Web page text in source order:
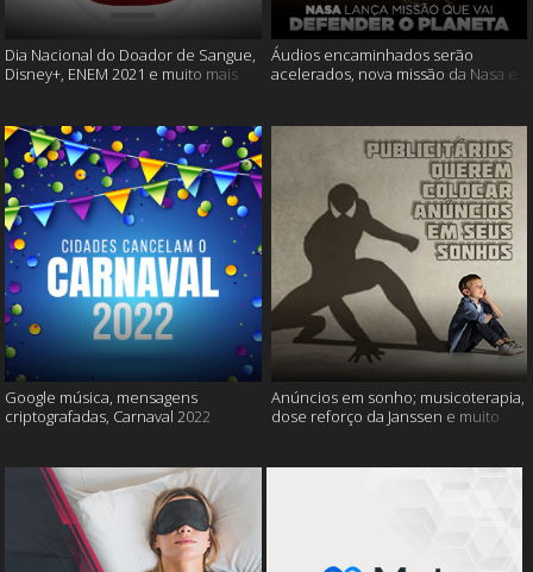
Dia Nacional do Doador de Sangue,
Disney+, ENEM 2021 e muito mais
Áudios encaminhados serão
acelerados, nova missão da Nasa e
Google música, mensagens
criptografadas, Carnaval 2022
Anúncios em sonho; musicoterapia,
dose reforço da Janssen e muito